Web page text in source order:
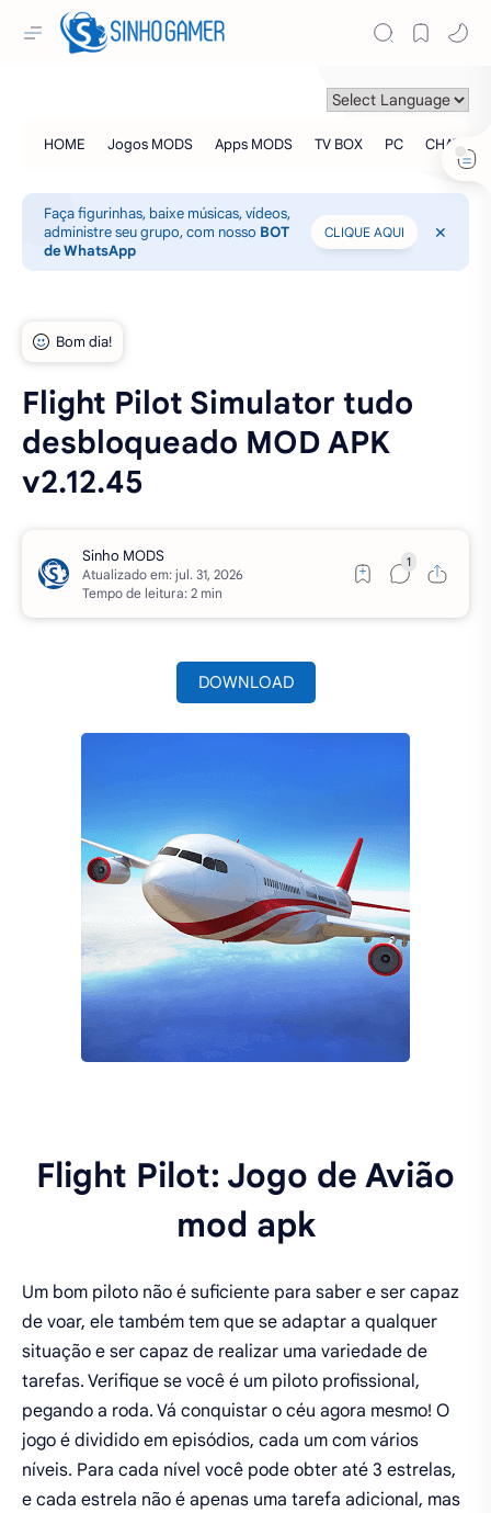
Faça figurinhas, baixe músicas, vídeos,
administre seu grupo, com nosso BOT
de WhatsApp
CLIQUE AQUI
Flight Pilot Simulator tudo
desbloqueado MOD APK
v2.12.45
Atualizado em:
Tempo de leitura: 2 min
DOWNLOAD
Flight Pilot: Jogo de Avião
mod apk
Um bom piloto não é suficiente para saber e ser capaz
de voar, ele também tem que se adaptar a qualquer
situação e ser capaz de realizar uma variedade de
tarefas. Verifique se você é um piloto profissional,
pegando a roda. Vá conquistar o céu agora mesmo! O
jogo é dividido em episódios, cada um com vários
níveis. Para cada nível você pode obter até 3 estrelas,
e cada estrela não é apenas uma tarefa adicional, mas